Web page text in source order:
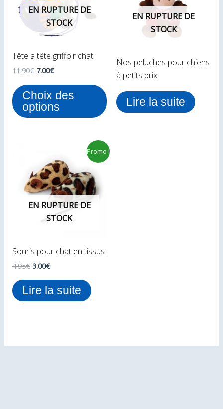
EN RUPTURE DE
STOCK
Tête a tête griffoir chat
11.90€ 7.00€
Choix des
options
variations.
être
choisies
la
produit
EN RUPTURE DE
STOCK
Nos peluches pour chiens
à petits prix
Lire la suite
Promo !
EN RUPTURE DE
STOCK
Souris pour chat en tissus
4.95€
initial
était :
4.95€.
3.00€
actuel
est :
3.00€.
Lire la suite